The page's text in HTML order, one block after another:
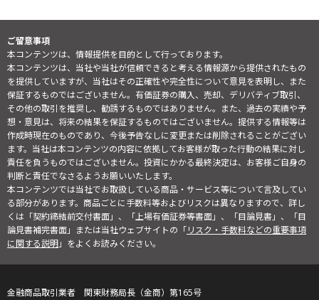
ご留意事項
本コンテンツは、情報提供を目的として行っております。
本コンテンツは、当社や当社が信頼できると考える情報源から提供されたもの
を提供していますが、当社はその正確性や完全性について意見を表明し、また
保証するものではございません。有価証券の購入、売却、デリバティブ取引、
その他の取引を推奨し、勧誘するものではありません。また、過去の実績や予
想・意見は、将来の結果を保証するものではございません。提供する情報等は
作成時現在のものであり、今後予告なしに変更または削除されることがござい
ます。当社は本コンテンツの内容に依拠してお客様が取った行動の結果に対し
責任を負うものではございません。投資にかかる最終決定は、お客様ご自身の
判断と責任でなさるようお願いいたします。
本コンテンツでは当社でお取扱している商品・サービス等について言及してい
る部分があります。商品ごとに手数料等およびリスクは異なりますので、詳し
くは「契約締結前交付書面」、「上場有価証券等書面」、「目論見書」、「目
論見書補完書面」または当社ウェブサイトの「リスク・手数料などの重要事項
に関する説明」をよくお読みください。
金融商品取引業者 関東財務局長（金商）第165号